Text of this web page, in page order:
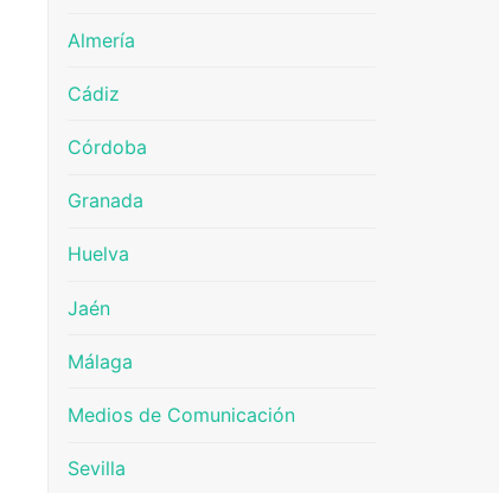
Almería
Cádiz
Córdoba
Granada
Huelva
Jaén
Málaga
Medios de Comunicación
Sevilla